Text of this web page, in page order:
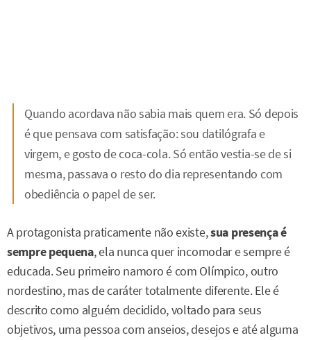
Quando acordava não sabia mais quem era. Só depois
é que pensava com satisfação: sou datilógrafa e
virgem, e gosto de coca-cola. Só então vestia-se de si
mesma, passava o resto do dia representando com
obediência o papel de ser.
A protagonista praticamente não existe,sua presença é
sempre pequena, ela nunca quer incomodar e sempre é
educada. Seu primeiro namoro é com Olímpico, outro
nordestino, mas de caráter totalmente diferente. Ele é
descrito como alguém decidido, voltado para seus
objetivos, uma pessoa com anseios, desejos e até alguma